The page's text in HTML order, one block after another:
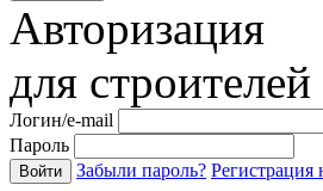
Авторизация
для строителей
Логин/e-mail
Пароль
Войти Забыли пароль? Регистрация